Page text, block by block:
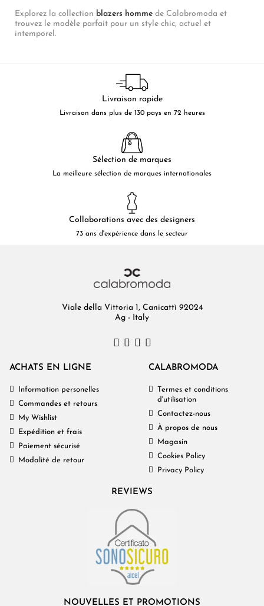
Explorez la collection blazers homme de Calabromoda et
trouvez le modèle parfait pour un style chic, actuel et
intemporel.
Livraison rapide
Livraison dans plus de 130 pays en 72 heures
Sélection de marques
La meilleure sélection de marques internationales
Collaborations avec des designers
73 ans d'expérience dans le secteur
Viale della Vittoria 1, Canicattì 92024
Ag - Italy
ACHATS EN LIGNE
Information personelles
Commandes et retours
My Wishlist
Expédition et frais
Paiement sécurisé
Modalité de retour
CALABROMODA
Termes et conditions
d'utilisation
Contactez-nous
À propos de nous
Magasin
Cookies Policy
Privacy Policy
REVIEWS
NOUVELLES ET PROMOTIONS